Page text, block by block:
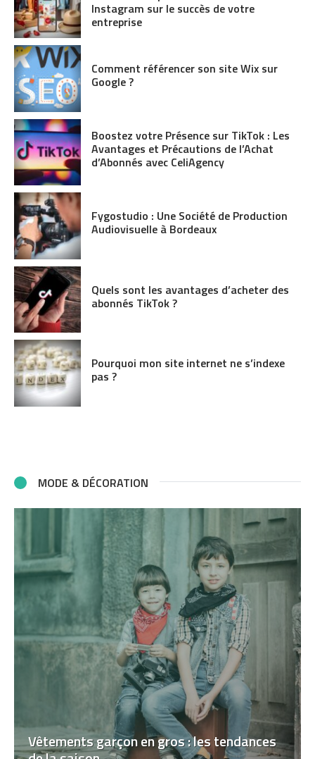
Instagram sur le succès de votre
entreprise
Comment référencer son site Wix sur
Google ?
Boostez votre Présence sur TikTok : Les
Avantages et Précautions de l’Achat
d’Abonnés avec CeliAgency
Fygostudio : Une Société de Production
Audiovisuelle à Bordeaux
Quels sont les avantages d’acheter des
abonnés TikTok ?
Pourquoi mon site internet ne s’indexe
pas ?
MODE & DÉCORATION
Vêtements garçon en gros : les tendances